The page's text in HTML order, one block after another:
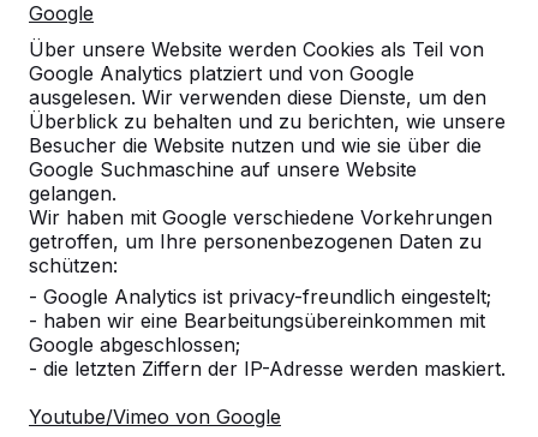
Google
Über unsere Website werden Cookies als Teil von
Google Analytics platziert und von Google
ausgelesen. Wir verwenden diese Dienste, um den
Überblick zu behalten und zu berichten, wie unsere
Besucher die Website nutzen und wie sie über die
Google Suchmaschine auf unsere Website
gelangen.
Wir haben mit Google verschiedene Vorkehrungen
getroffen, um Ihre personenbezogenen Daten zu
schützen:
- Google Analytics ist privacy-freundlich eingestelt;
- haben wir eine Bearbeitungsübereinkommen mit
Google abgeschlossen;
- die letzten Ziffern der IP-Adresse werden maskiert.
Youtube/Vimeo von Google
Unsere Produkte finden Sie in ganz Europa
und darüber hinaus. Sehen Sie hier, wo Sie
ein HeBlad-Produkt in Ihrer Nähe finden.
Produkt
Alles anzeigen
Kategorie
Alles anzeigen
Ort oder Postleitzahl suchen